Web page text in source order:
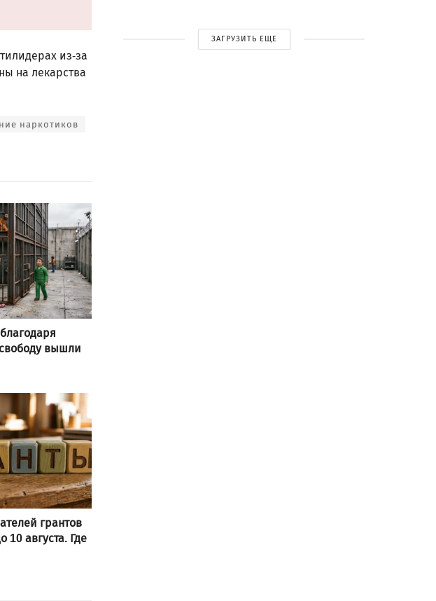
из-за
на лекарства
наркотиков
вышли
грантов
10 августа. Где
ЗАГРУЗИТЬ ЕЩЕ